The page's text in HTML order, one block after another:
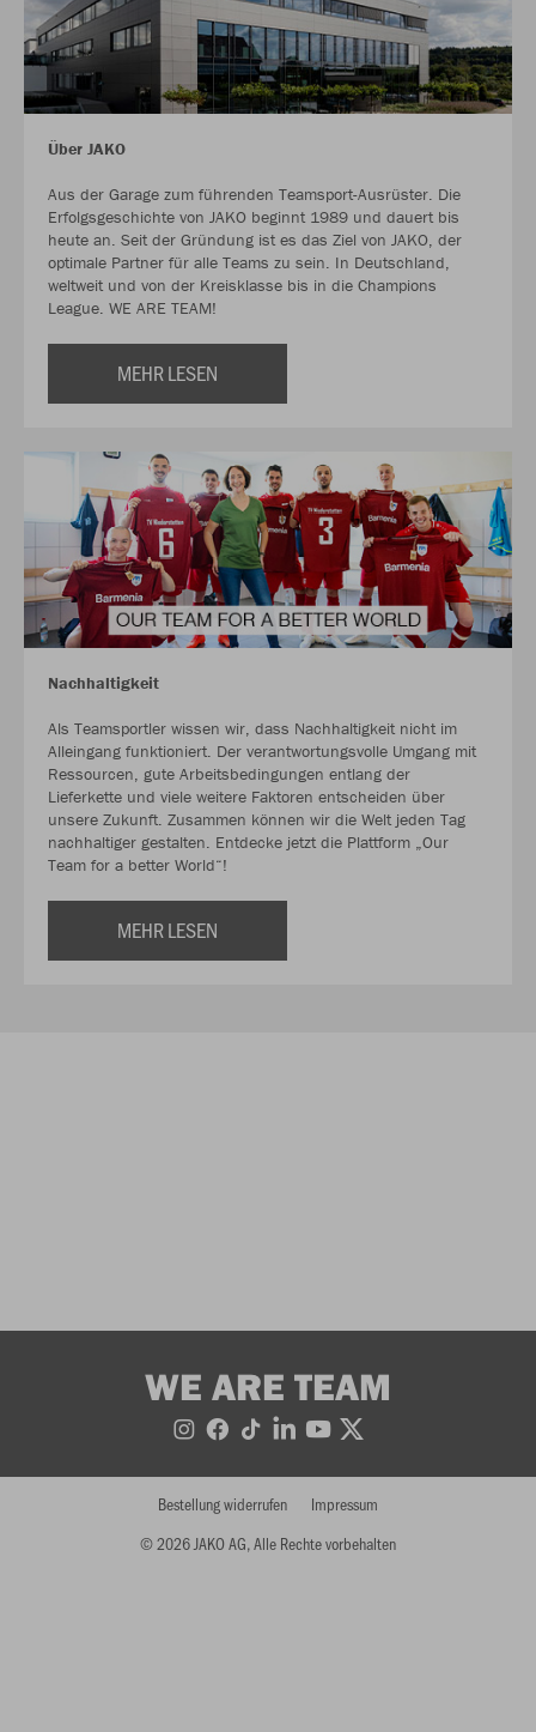
Über JAKO
Aus der Garage zum führenden Teamsport-Ausrüster. Die
Erfolgsgeschichte von JAKO beginnt 1989 und dauert bis
heute an. Seit der Gründung ist es das Ziel von JAKO, der
optimale Partner für alle Teams zu sein. In Deutschland,
weltweit und von der Kreisklasse bis in die Champions
League. WE ARE TEAM!
MEHR LESEN
Nachhaltigkeit
Als Teamsportler wissen wir, dass Nachhaltigkeit nicht im
Alleingang funktioniert. Der verantwortungsvolle Umgang mit
Ressourcen, gute Arbeitsbedingungen entlang der
Lieferkette und viele weitere Faktoren entscheiden über
unsere Zukunft. Zusammen können wir die Welt jeden Tag
nachhaltiger gestalten. Entdecke jetzt die Plattform „Our
Team for a better World“!
MEHR LESEN
WE ARE TEAM
© 2026 JAKO AG, Alle Rechte vorbehalten
Bestellung widerrufen Impressum